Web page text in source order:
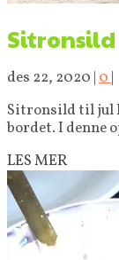
des 22, 2020 |0|
Sitronsild til jul
bordet. I denne
LES MER